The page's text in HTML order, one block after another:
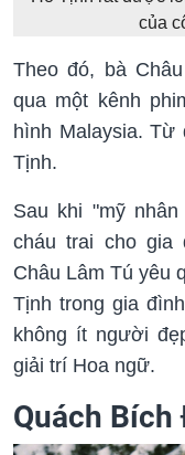
của
Theo đó, bà
qua một kênh
hình Malaysia. Từ
Tịnh.
Sau khi "mỹ
cháu trai cho gia
Châu Lâm Tú yêu
Tịnh trong gia
không ít người
giải trí Hoa ngữ.
Quách Bích